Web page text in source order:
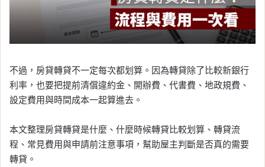
不過，房貸轉貸不一定每次都划算。因為轉貸除了比較新銀行
利率，也要把提前清償違約金、開辦費、代書費、地政規費、
設定費用與時間成本一起算進去。
本文整理房貸轉貸是什麼、什麼時候轉貸比較划算、轉貸流
程、常見費用與申請前注意事項，幫助屋主判斷是否真的需要
轉貸。